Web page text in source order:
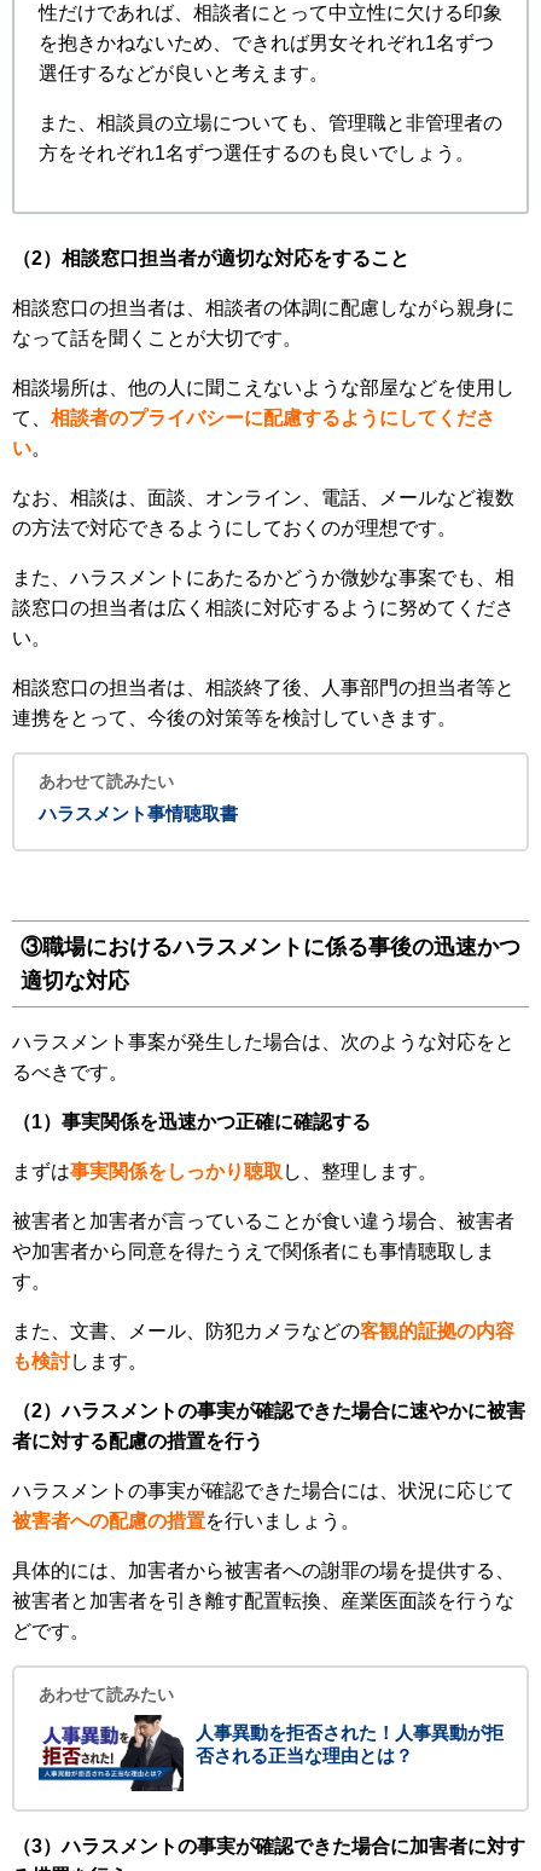
性だけであれば、相談者にとって中立性に欠ける印象
を抱きかねないため、できれば男女それぞれ1名ずつ
選任するなどが良いと考えます。
また、相談員の立場についても、管理職と非管理者の
方をそれぞれ1名ずつ選任するのも良いでしょう。
（2）相談窓口担当者が適切な対応をすること
相談窓口の担当者は、相談者の体調に配慮しながら親身に
なって話を聞くことが大切です。
相談場所は、他の人に聞こえないような部屋などを使用し
て、 相談者のプライバシーに配慮するようにしてくださ
い。
なお、相談は、面談、オンライン、電話、メールなど複数
の方法で対応できるようにしておくのが理想です。
また、ハラスメントにあたるかどうか微妙な事案でも、相
談窓口の担当者は広く相談に対応するように努めてくださ
い。
相談窓口の担当者は、相談終了後、人事部門の担当者等と
連携をとって、今後の対策等を検討していきます。
あわせて読みたい
ハラスメント事情聴取書
③職場におけるハラスメントに係る事後の迅速かつ
適切な対応
ハラスメント事案が発生した場合は、次のような対応をと
るべきです。
（1）事実関係を迅速かつ正確に確認する
まずは事実関係をしっかり聴取 し、整理します。
被害者と加害者が言っていることが食い違う場合、被害者
や加害者から同意を得たうえで関係者にも事情聴取しま
す。
また、文書、メール、防犯カメラなどの客観的証拠の内容
も検討します。
（2）ハラスメントの事実が確認できた場合に速やかに被害
者に対する配慮の措置を行う
ハラスメントの事実が確認できた場合には、状況に応じて
被害者への配慮の措置を行いましょう。
具体的には、加害者から被害者への謝罪の場を提供する、
被害者と加害者を引き離す配置転換、産業医面談を行うな
どです。
あわせて読みたい
人事異動を拒否された！人事異動が拒
否される正当な理由とは？
（3）ハラスメントの事実が確認できた場合に加害者に対す